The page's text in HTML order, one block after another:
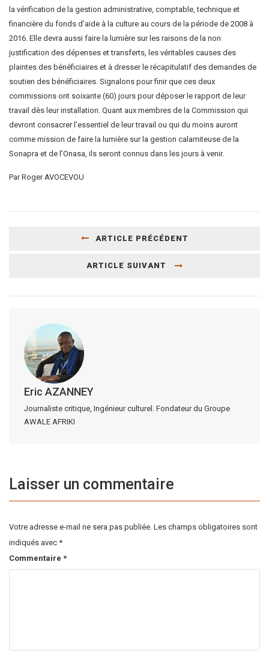
la vérification de la gestion administrative, comptable, technique et
financière du fonds d’aide à la culture au cours de la période de 2008 à
2016. Elle devra aussi faire la lumière sur les raisons de la non
justification des dépenses et transferts, les véritables causes des
plaintes des bénéficiaires et à dresser le récapitulatif des demandes de
soutien des bénéficiaires. Signalons pour finir que ces deux
commissions ont soixante (60) jours pour déposer le rapport de leur
travail dès leur installation. Quant aux membres de la Commission qui
devront consacrer l’essentiel de leur travail ou qui du moins auront
comme mission de faire la lumière sur la gestion calamiteuse de la
Sonapra et de l’Onasa, ils seront connus dans les jours à venir.
Par Roger AVOCEVOU
ARTICLE PRÉCÉDENT
ARTICLE SUIVANT
Eric AZANNEY
Journaliste critique, Ingénieur culturel. Fondateur du Groupe
AWALE AFRIKI
Laisser un commentaire
Votre adresse e-mail ne sera pas publiée. Les champs obligatoires sont
indiqués avec *
Commentaire *